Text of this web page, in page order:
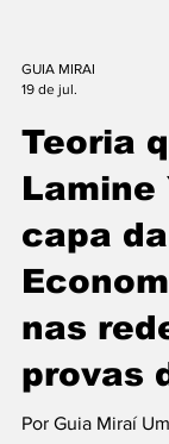
em Nova Jersey,
reúne mais de 67
petição, a autora
esloven
19 de jul.
Teoria
Lamine
capa
nas
provas